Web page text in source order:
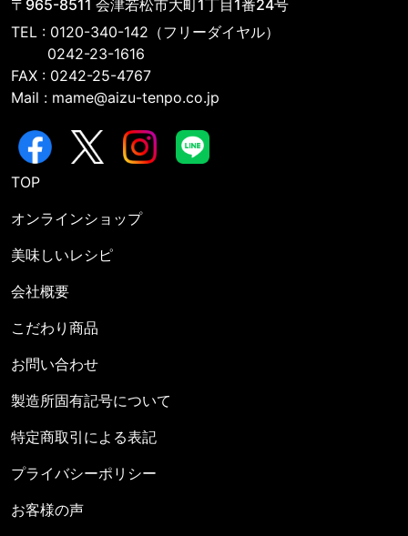
〒965-8511 会津若松市大町1丁目1番24号
TEL : 0120-340-142（フリーダイヤル）
0242-23-1616
FAX : 0242-25-4767
Mail : mame@aizu-tenpo.co.jp
TOP
オンラインショップ
美味しいレシピ
会社概要
こだわり商品
お問い合わせ
製造所固有記号について
特定商取引による表記
プライバシーポリシー
お客様の声